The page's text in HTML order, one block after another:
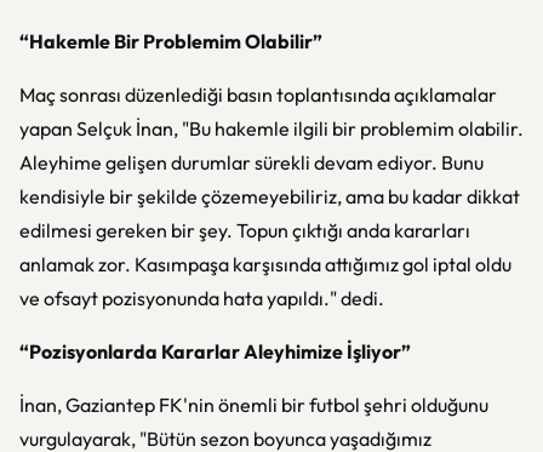
“Hakemle Bir Problemim Olabilir”
Maç sonrası düzenlediği basın toplantısında açıklamalar
yapan Selçuk İnan, "Bu hakemle ilgili bir problemim olabilir.
Aleyhime gelişen durumlar sürekli devam ediyor. Bunu
kendisiyle bir şekilde çözemeyebiliriz, ama bu kadar dikkat
edilmesi gereken bir şey. Topun çıktığı anda kararları
anlamak zor. Kasımpaşa karşısında attığımız gol iptal oldu
ve ofsayt pozisyonunda hata yapıldı." dedi.
“Pozisyonlarda Kararlar Aleyhimize İşliyor”
İnan, Gaziantep FK'nin önemli bir futbol şehri olduğunu
vurgulayarak, "Bütün sezon boyunca yaşadığımız